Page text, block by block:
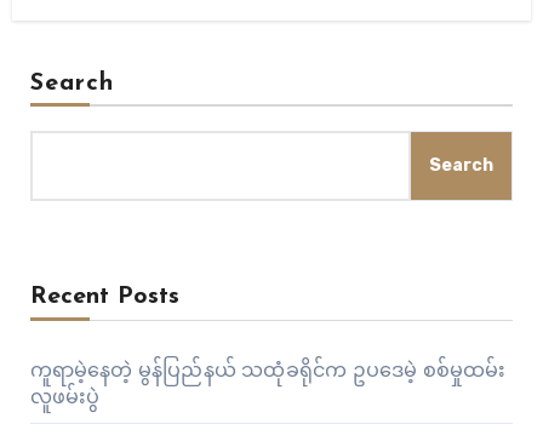
Search
Search
Recent Posts
ကူရာမဲ့နေတဲ့ မွန်ပြည်နယ် သထုံခရိုင်က ဥပဒေမဲ့ စစ်မှုထမ်း
လူဖမ်းပွဲ